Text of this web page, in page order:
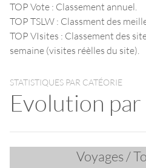
TOP Vote : Classement annuel.
TOP TSLW : Classment des
TOP VIsites : Classement des
semaine (visites réèlles du site).
STATISTIQUES PAR CATÉORIE
Evolution
Voyages /